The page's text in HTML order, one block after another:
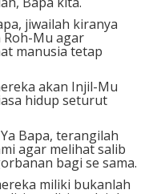
jiwailah kiranya
Roh-Mu agar
manusia tetap
akan Injil-Mu
hidup seturut
Bapa, terangilah
agar melihat salib
bagi se sama.⁣
miliki bukanlah